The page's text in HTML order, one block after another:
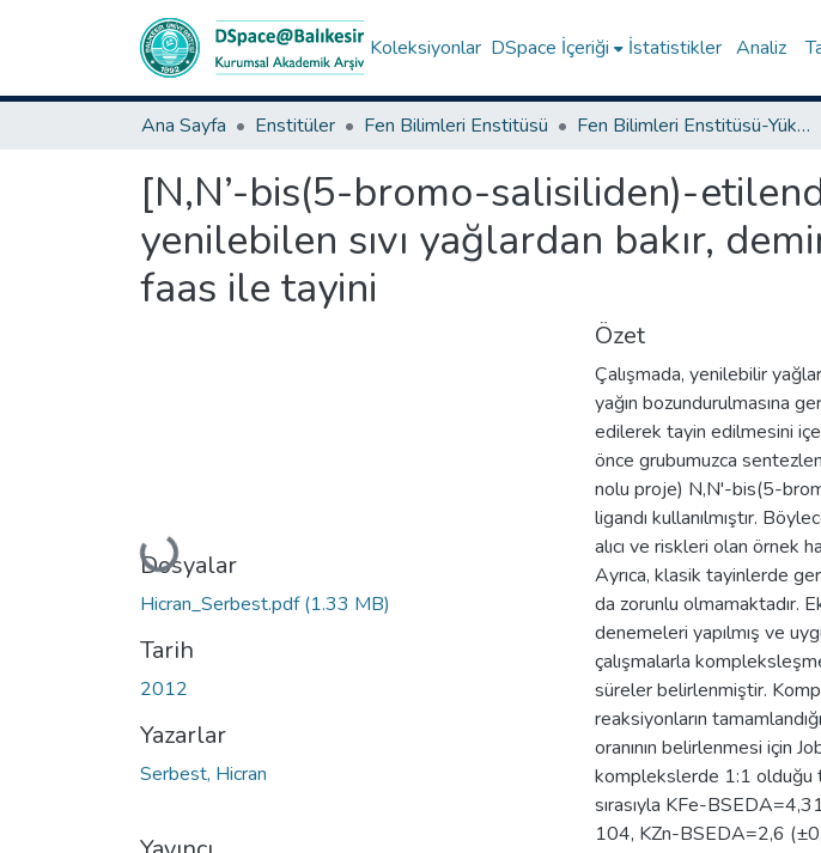
Koleksiyonlar DSpace İçeriği İstatistikler Analiz
Ana Sayfa Enstitüler Fen Bilimleri Enstitüsü Fen Bilimleri Enstitüsü-Yüksek Lisans Tezleri
[N,N’-bis(5-bromo-salisiliden)-
yenilebilen sıvı yağlardan bakır,
faas ile tayini
Yükleniyor...
Dosyalar
Hicran_Serbest.pdf(1.33 MB)
Tarih
2012
Yazarlar
Serbest, Hicran
Özet
Çalışmada, yenilebilir
yağın bozundurulmasına
edilerek tayin edilmesini
önce grubumuzca
nolu proje) N,N'-bis(5-
ligandı kullanılmıştır.
alıcı ve riskleri olan örnek
Ayrıca, klasik tayinlerde
da zorunlu olmamaktadır.
denemeleri yapılmış ve
çalışmalarla
süreler belirlenmiştir.
reaksiyonların
oranının belirlenmesi için
komplekslerde 1:1 olduğu
sırasıyla KFe-
104, KZn-BSEDA=2,6